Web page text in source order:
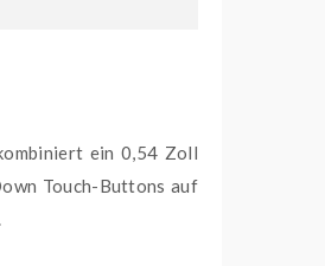
ein 0,54 Zoll
Touch-Buttons auf